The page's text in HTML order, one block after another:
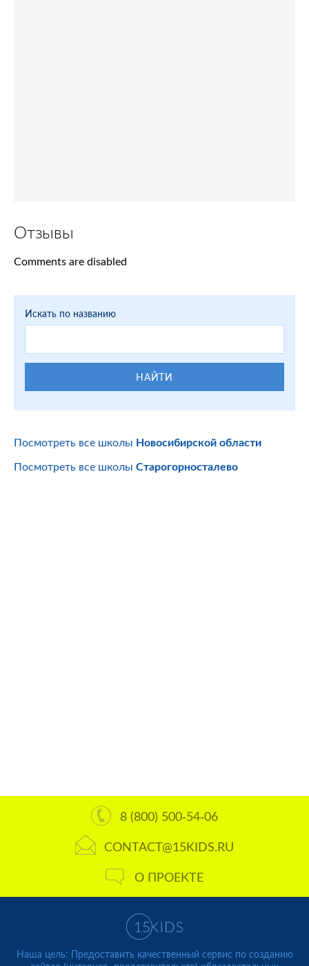
Отзывы
Comments are disabled
Искать по названию
НАЙТИ
Посмотреть все школы Новосибирской области
Посмотреть все школы Старогорносталево
8 (800) 500-54-06
CONTACT@15KIDS.RU
О ПРОЕКТЕ
Наша цель: Предоставить качественный сервис по созданию